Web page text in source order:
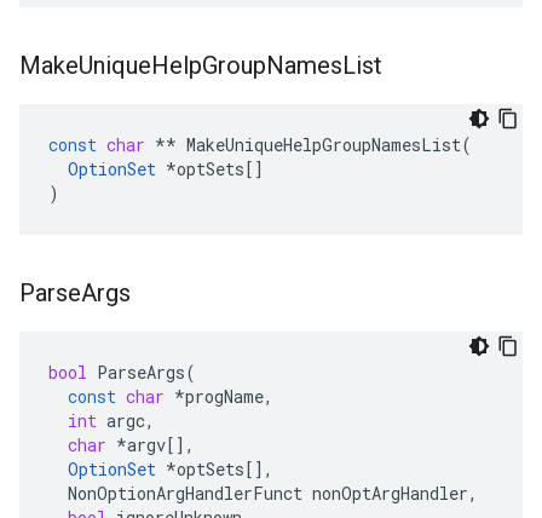
MakeUniqueHelpGroupNamesList
const char ** MakeUniqueHelpGroupNamesList(
OptionSet *optSets[]
)
ParseArgs
bool ParseArgs(
const char *progName,
int argc,
char *argv[],
OptionSet *optSets[],
NonOptionArgHandlerFunct nonOptArgHandler,